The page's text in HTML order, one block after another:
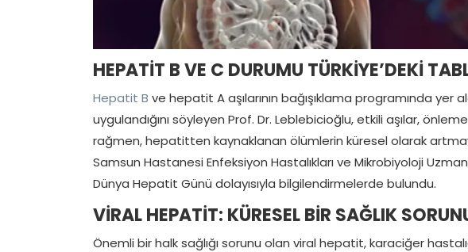
HEPATİT B VE C DURUMU TÜRKİYE’DEKİ
Hepatit B ve hepatit A aşılarının bağışıklama programında yer
uygulandığını söyleyen Prof. Dr. Leblebicioğlu, etkili aşılar,
rağmen, hepatitten kaynaklanan ölümlerin küresel olarak
Samsun Hastanesi Enfeksiyon Hastalıkları ve Mikrobiyoloji
Dünya Hepatit Günü dolayısıyla bilgilendirmelerde bulundu.
VİRAL HEPATİT: KÜRESEL BİR SAĞLIK
Önemli bir halk sağlığı sorunu olan viral hepatit, karaciğer